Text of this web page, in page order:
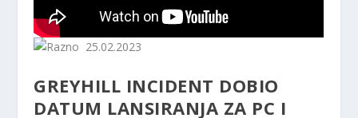
25.02.2023
GREYHILL INCIDENT DOBIO
DATUM LANSIRANJA ZA PC I